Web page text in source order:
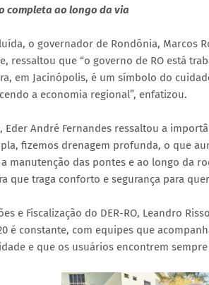
completa ao longo da via
o governador de Rondônia, Marcos
ressaltou que “o governo de RO está
em Jacinópolis, é um símbolo do
a economia regional”, enfatizou.
Eder André Fernandes ressaltou a
fizemos drenagem profunda, o que
manutenção das pontes e ao longo da
que traga conforto e segurança para
e Fiscalização do DER-RO, Leandro
é constante, com equipes que
e que os usuários encontrem